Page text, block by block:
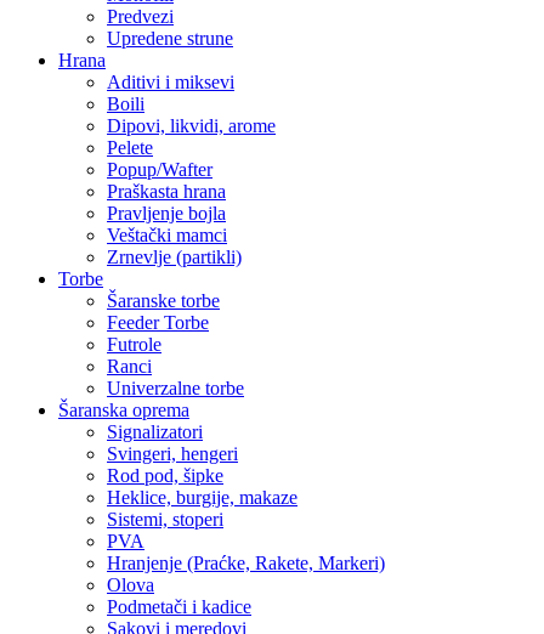
Predvezi
Upredene strune
Hrana
Aditivi i miksevi
Boili
Dipovi, likvidi, arome
Pelete
Popup/Wafter
Praškasta hrana
Pravljenje bojla
Veštački mamci
Zrnevlje (partikli)
Torbe
Šaranske torbe
Feeder Torbe
Futrole
Ranci
Univerzalne torbe
Šaranska oprema
Signalizatori
Svingeri, hengeri
Rod pod, šipke
Heklice, burgije, makaze
Sistemi, stoperi
PVA
Hranjenje (Praćke, Rakete, Markeri)
Olova
Podmetači i kadice
Sakovi i meredovi